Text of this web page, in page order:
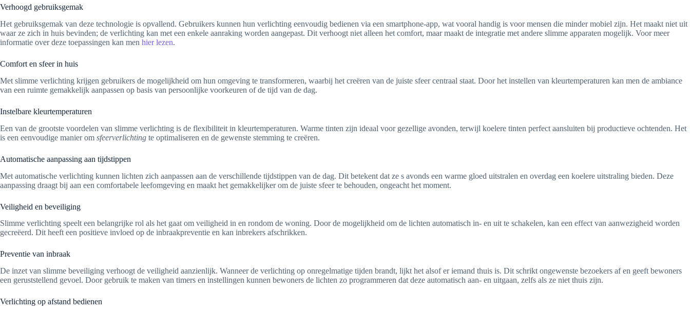
Verhoogd gebruiksgemak
Het gebruiksgemak van deze technologie is opvallend. Gebruikers kunnen hun verlichting eenvoudig bedienen via een smartphone-app, wat vooral handig is voor mensen die minder mobiel zijn. Het maakt niet uit
waar ze zich in huis bevinden; de verlichting kan met een enkele aanraking worden aangepast. Dit verhoogt niet alleen het comfort, maar maakt de integratie met andere slimme apparaten mogelijk. Voor meer
informatie over deze toepassingen kan men hier lezen.
Comfort en sfeer in huis
Met slimme verlichting krijgen gebruikers de mogelijkheid om hun omgeving te transformeren, waarbij het creëren van de juiste sfeer centraal staat. Door het instellen van kleurtemperaturen kan men de ambiance
van een ruimte gemakkelijk aanpassen op basis van persoonlijke voorkeuren of de tijd van de dag.
Instelbare kleurtemperaturen
Een van de grootste voordelen van slimme verlichting is de flexibiliteit in kleurtemperaturen. Warme tinten zijn ideaal voor gezellige avonden, terwijl koelere tinten perfect aansluiten bij productieve ochtenden. Het
is een eenvoudige manier om sfeerverlichting te optimaliseren en de gewenste stemming te creëren.
Automatische aanpassing aan tijdstippen
Met automatische verlichting kunnen lichten zich aanpassen aan de verschillende tijdstippen van de dag. Dit betekent dat ze s avonds een warme gloed uitstralen en overdag een koelere uitstraling bieden. Deze
aanpassing draagt bij aan een comfortabele leefomgeving en maakt het gemakkelijker om de juiste sfeer te behouden, ongeacht het moment.
Veiligheid en beveiliging
Slimme verlichting speelt een belangrijke rol als het gaat om veiligheid in en rondom de woning. Door de mogelijkheid om de lichten automatisch in- en uit te schakelen, kan een effect van aanwezigheid worden
gecreëerd. Dit heeft een positieve invloed op de inbraakpreventie en kan inbrekers afschrikken.
Preventie van inbraak
De inzet van slimme beveiliging verhoogt de veiligheid aanzienlijk. Wanneer de verlichting op onregelmatige tijden brandt, lijkt het alsof er iemand thuis is. Dit schrikt ongewenste bezoekers af en geeft bewoners
een geruststellend gevoel. Door gebruik te maken van timers en instellingen kunnen bewoners de lichten zo programmeren dat deze automatisch aan- en uitgaan, zelfs als ze niet thuis zijn.
Verlichting op afstand bedienen